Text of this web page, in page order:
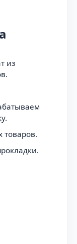
из
товаров.